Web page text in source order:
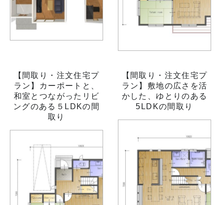
【間取り・注文住宅プ
ラン】カーポートと、
和室とつながったリビ
ングのある５LDKの間
取り
【間取り・注文住宅プ
ラン】敷地の広さを活
かした、ゆとりのある
5LDKの間取り